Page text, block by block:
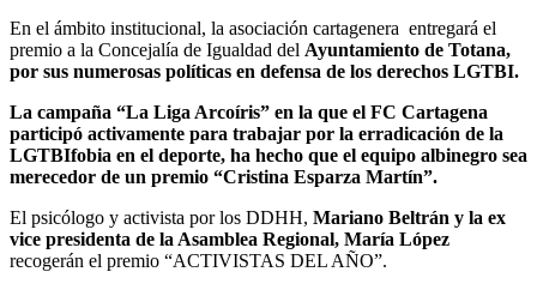
En el ámbito institucional, la asociación cartagenera entregará el
premio a la Concejalía de Igualdad del Ayuntamiento de Totana,
por sus numerosas políticas en defensa de los derechos LGTBI.
La campaña “La Liga Arcoíris” en la que el FC Cartagena
participó activamente para trabajar por la erradicación de la
LGTBIfobia en el deporte, ha hecho que el equipo albinegro sea
merecedor de un premio “Cristina Esparza Martín”.
El psicólogo y activista por los DDHH, Mariano Beltrán y la ex
vice presidenta de la Asamblea Regional, María López
recogerán el premio “ACTIVISTAS DEL AÑO”.